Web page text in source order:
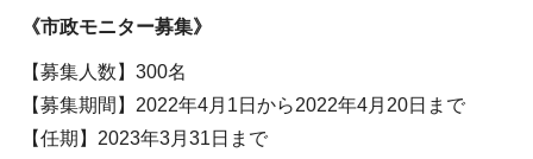
《市政モニター募集》
【募集人数】300名
【募集期間】2022年4月1日から2022年4月20日まで
【任期】2023年3月31日まで